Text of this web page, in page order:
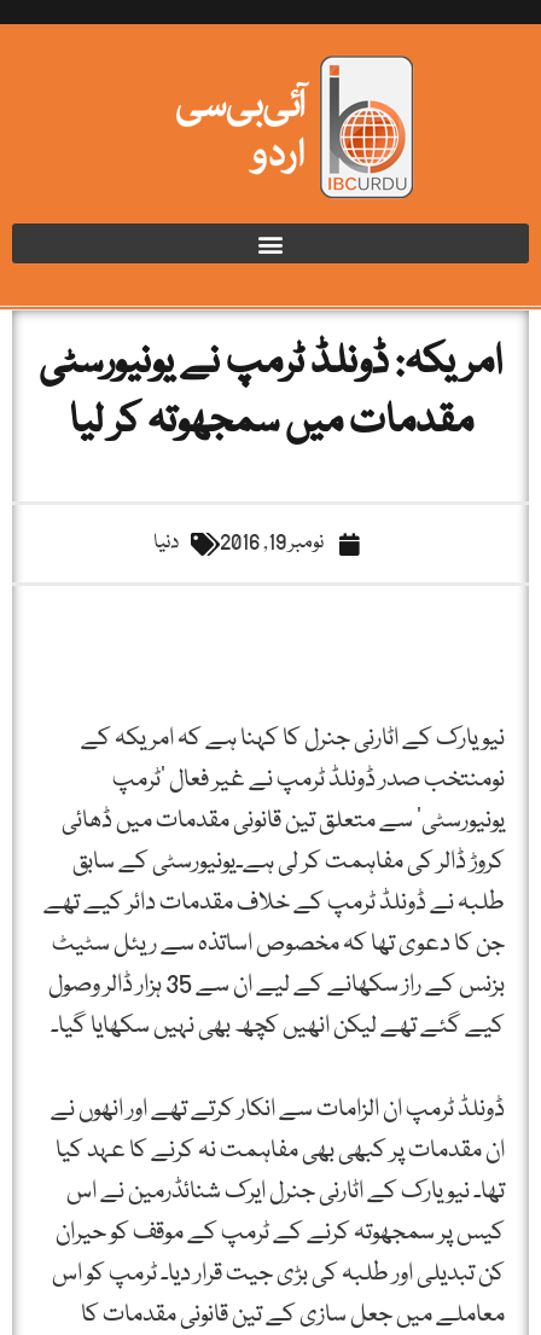
امریکہ: ڈونلڈ ٹرمپ نے یونیورسٹی
مقدمات میں سمجھوتہ کر لیا
نومبر 19, 2016 دنیا
نیو یارک کے اٹارنی جنرل کا کہنا ہے کہ امریکہ کے
نومنتخب صدر ڈونلڈ ٹرمپ نے غیر فعال ‘ٹرمپ
یونیورسٹی’ سے متعلق تین قانونی مقدمات میں ڈھائی
کروڑ ڈالر کی مفاہمت کر لی ہے۔یونیورسٹی کے سابق
طلبہ نے ڈونلڈ ٹرمپ کے خلاف مقدمات دائر کیے تھے
جن کا دعوی تھا کہ مخصوص اساتذہ سے ریئل سٹیٹ
بزنس کے راز سکھانے کے لیے ان سے 35 ہزار ڈالر وصول
کیے گئے تھے لیکن انھیں کچھ بھی نہیں سکھایا گيا۔
ڈونلڈ ٹرمپ ان الزامات سے انکار کرتے تھے اور انھوں نے
ان مقدمات پر کبھی بھی مفاہمت نہ کرنے کا عہد کیا
تھا۔ نیویارک کے اٹارنی جنرل ایرک شنائڈرمین نے اس
کیس پر سمجھوتہ کرنے کے ٹرمپ کے موقف کو حیران
کن تبدیلی اور طلبہ کی بڑی جیت قرار دیا۔ ٹرمپ کو اس
معاملے میں جعل سازی کے تین قانونی مقدمات کا